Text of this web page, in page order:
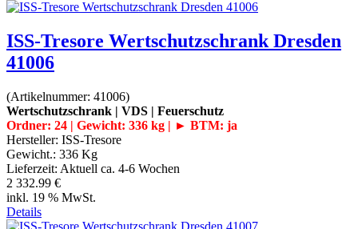
ISS-Tresore Wertschutzschrank Dresden
41006
(Artikelnummer: 41006)
Wertschutzschrank | VDS | Feuerschutz
Ordner: 24 | Gewicht: 336 kg | ► BTM: ja
Hersteller: ISS-Tresore
Gewicht.: 336 Kg
Lieferzeit: Aktuell ca. 4-6 Wochen
2 332.99 €
inkl. 19 % MwSt.
Details